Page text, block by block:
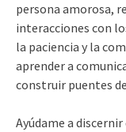
persona amorosa,
interacciones con
la paciencia y la
aprender a
construir puentes
Ayúdame a